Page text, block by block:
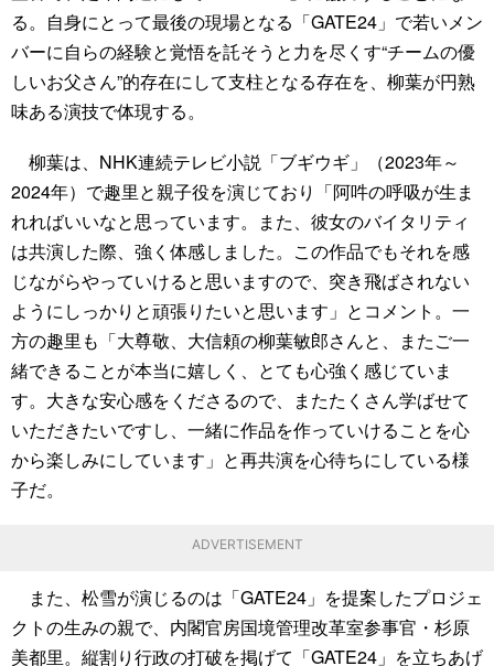
る。自身にとって最後の現場となる「GATE24」で若いメン
バーに自らの経験と覚悟を託そうと力を尽くす“チームの優
しいお父さん”的存在にして支柱となる存在を、柳葉が円熟
味ある演技で体現する。
柳葉は、NHK連続テレビ小説「ブギウギ」（2023年～
2024年）で趣里と親子役を演じており「阿吽の呼吸が生ま
れればいいなと思っています。また、彼女のバイタリティ
は共演した際、強く体感しました。この作品でもそれを感
じながらやっていけると思いますので、突き飛ばされない
ようにしっかりと頑張りたいと思います」とコメント。一
方の趣里も「大尊敬、大信頼の柳葉敏郎さんと、またご一
緒できることが本当に嬉しく、とても心強く感じていま
す。大きな安心感をくださるので、またたくさん学ばせて
いただきたいですし、一緒に作品を作っていけることを心
から楽しみにしています」と再共演を心待ちにしている様
子だ。
ADVERTISEMENT
また、松雪が演じるのは「GATE24」を提案したプロジェ
クトの生みの親で、内閣官房国境管理改革室参事官・杉原
美都里。縦割り行政の打破を掲げて「GATE24」を立ちあげ